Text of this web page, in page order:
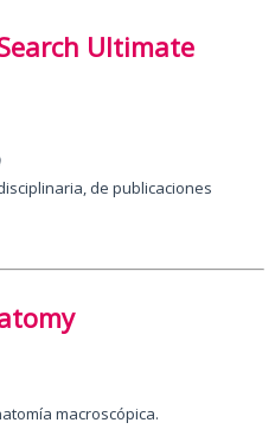
Ultimate
de publicaciones
macroscópica.